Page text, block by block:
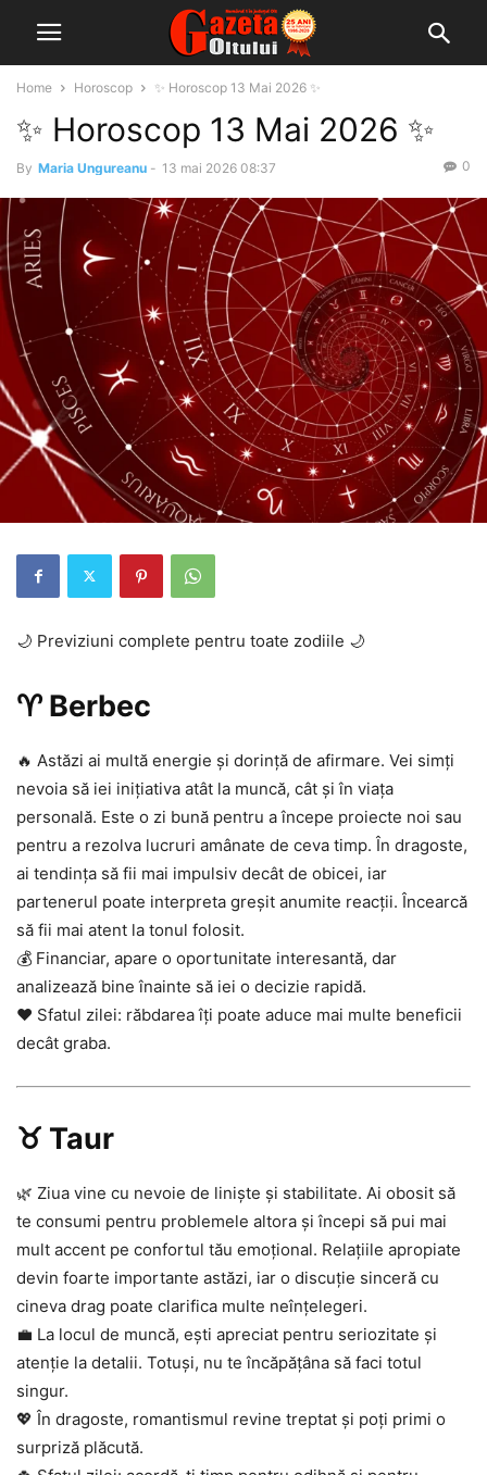
Home Horoscop ✨ Horoscop 13 Mai 2026 ✨
✨ Horoscop 13 Mai 2026 ✨
By Maria Ungureanu - 13 mai 2026 08:37 0
🌙 Previziuni complete pentru toate zodiile 🌙
♈ Berbec
🔥 Astăzi ai multă energie și dorință de afirmare. Vei simți
nevoia să iei inițiativa atât la muncă, cât și în viața
personală. Este o zi bună pentru a începe proiecte noi sau
pentru a rezolva lucruri amânate de ceva timp. În dragoste,
ai tendința să fii mai impulsiv decât de obicei, iar
partenerul poate interpreta greșit anumite reacții. Încearcă
să fii mai atent la tonul folosit.
💰 Financiar, apare o oportunitate interesantă, dar
analizează bine înainte să iei o decizie rapidă.
❤️ Sfatul zilei: răbdarea îți poate aduce mai multe beneficii
decât graba.
♉ Taur
🌿 Ziua vine cu nevoie de liniște și stabilitate. Ai obosit să
te consumi pentru problemele altora și începi să pui mai
mult accent pe confortul tău emoțional. Relațiile apropiate
devin foarte importante astăzi, iar o discuție sinceră cu
cineva drag poate clarifica multe neînțelegeri.
💼 La locul de muncă, ești apreciat pentru seriozitate și
atenție la detalii. Totuși, nu te încăpățâna să faci totul
singur.
💖 În dragoste, romantismul revine treptat și poți primi o
surpriză plăcută.